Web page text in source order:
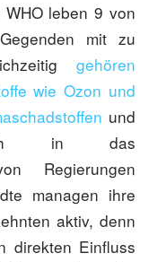
WHO leben 9 von
mit zu
gehören
wie Ozon und
und
in das
Regierungen
managen ihre
aktiv, denn
direkten Einfluss